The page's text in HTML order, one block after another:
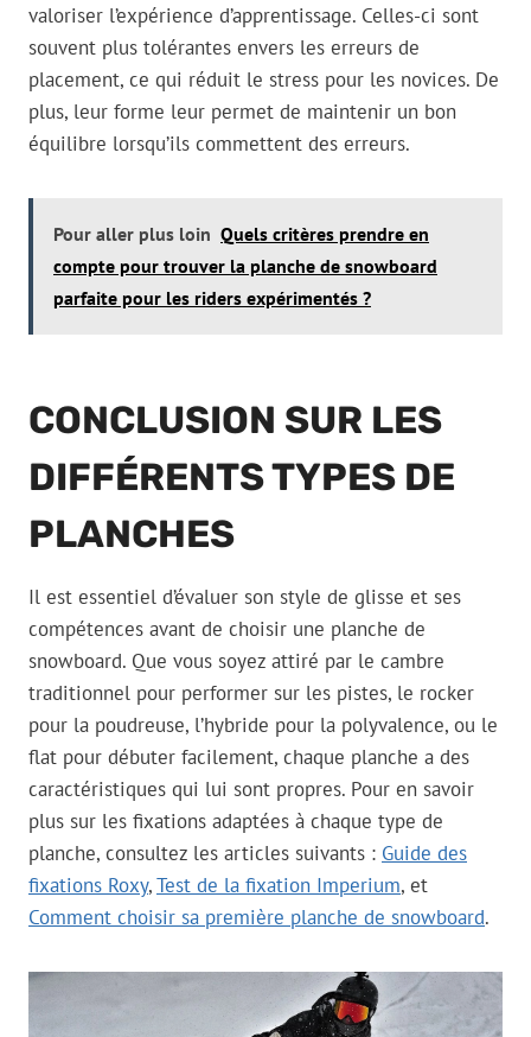
valoriser l’expérience d’apprentissage. Celles-ci sont
souvent plus tolérantes envers les erreurs de
placement, ce qui réduit le stress pour les novices. De
plus, leur forme leur permet de maintenir un bon
équilibre lorsqu’ils commettent des erreurs.
Pour aller plus loin Quels critères prendre en
compte pour trouver la planche de snowboard
parfaite pour les riders expérimentés ?
CONCLUSION SUR LES
DIFFÉRENTS TYPES DE
PLANCHES
Il est essentiel d’évaluer son style de glisse et ses
compétences avant de choisir une planche de
snowboard. Que vous soyez attiré par le cambre
traditionnel pour performer sur les pistes, le rocker
pour la poudreuse, l’hybride pour la polyvalence, ou le
flat pour débuter facilement, chaque planche a des
caractéristiques qui lui sont propres. Pour en savoir
plus sur les fixations adaptées à chaque type de
planche, consultez les articles suivants : Guide des
fixations Roxy,Test de la fixation Imperium, et
Comment choisir sa première planche de snowboard.